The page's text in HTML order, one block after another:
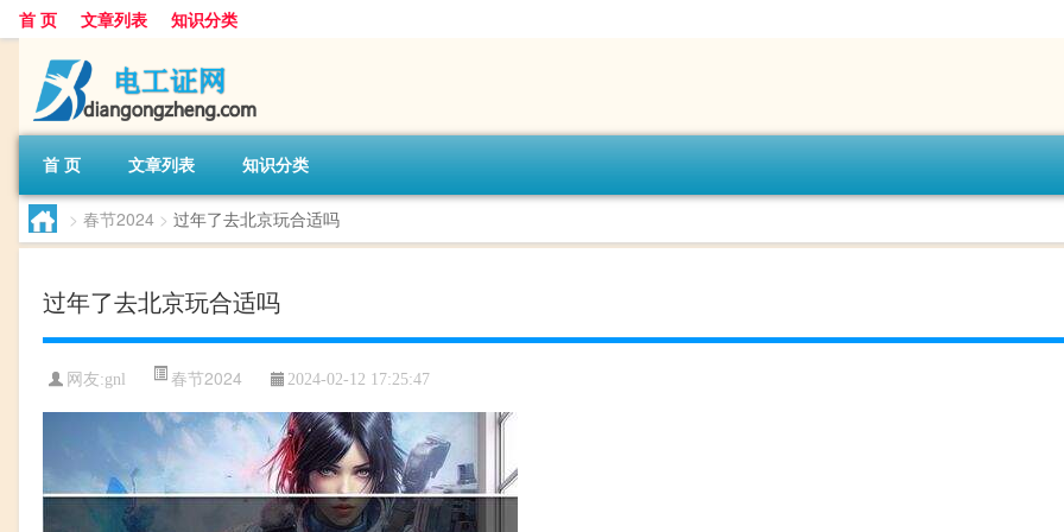
首 页 文章列表 知识分类
首 页 文章列表 知识分类
> 春节2024 > 过年了去北京玩合适吗
过年了去北京玩合适吗
网友:gnl 春节2024 2024-02-12 17:25:47